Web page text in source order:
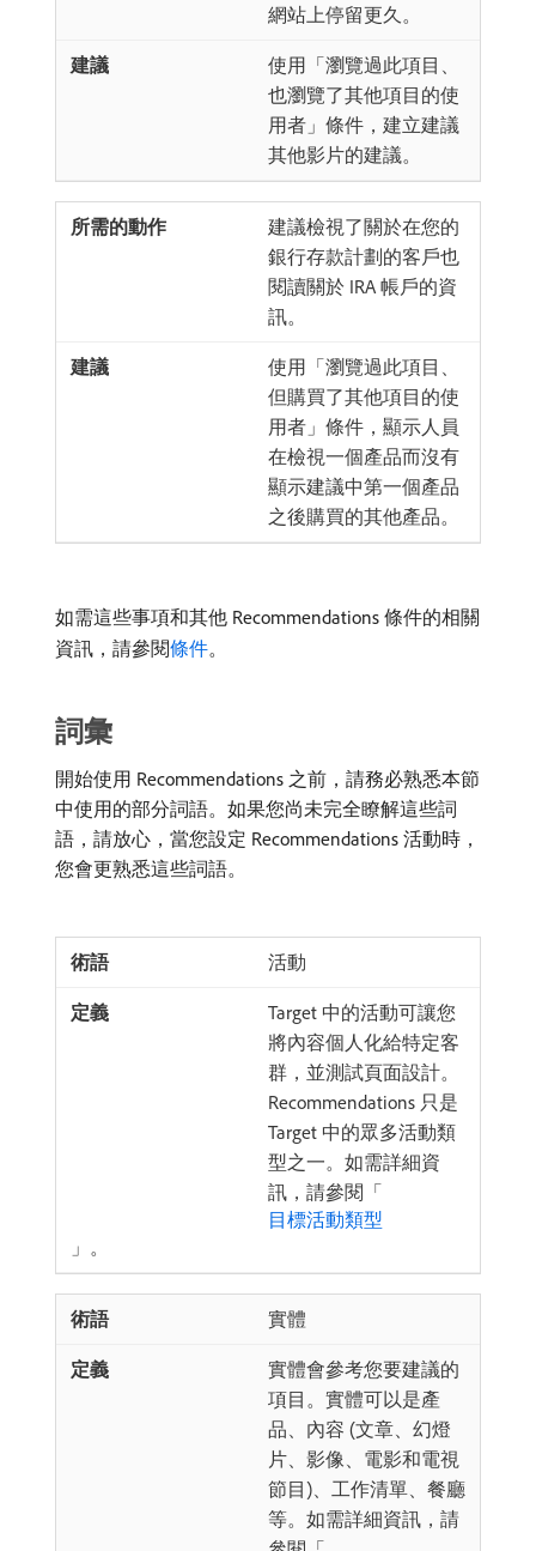
網站上停留更久。
使用「瀏覽過此項目、
也瀏覽了其他項目的使
用者」條件，建立建議
其他影片的建議。
建議檢視了關於在您的
銀行存款計劃的客戶也
閱讀關於 IRA 帳戶的資
訊。
使用「瀏覽過此項目、
但購買了其他項目的使
用者」條件，顯示人員
在檢視一個產品而沒有
顯示建議中第一個產品
之後購買的其他產品。
如需這些事項和其他 Recommendations 條件的相關
資訊，請參閱條件。
詞彙
開始使用 Recommendations 之前，請務必熟悉本節
中使用的部分詞語。如果您尚未完全瞭解這些詞
語，請放心，當您設定 Recommendations 活動時，
您會更熟悉這些詞語。
活動
Target 中的活動可讓您
將內容個人化給特定客
群，並測試頁面設計。
Recommendations 只是
Target 中的眾多活動類
型之一。如需詳細資
訊，請參閱「
目標活動類型
」。
實體
實體會參考您要建議的
項目。實體可以是產
品、內容 (文章、幻燈
片、影像、電影和電視
節目)、工作清單、餐廳
等。如需詳細資訊，請